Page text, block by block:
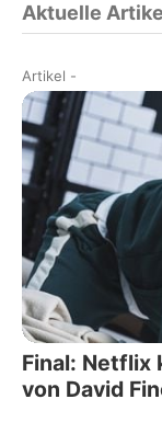
Aktuelle
Artikel -
Final: Netflix
von David